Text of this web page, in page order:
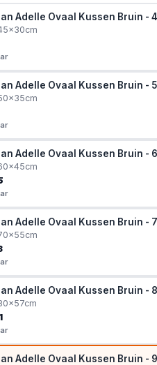
Adelle Ovaal Kussen Bruin -
Adelle Ovaal Kussen Bruin -
Adelle Ovaal Kussen Bruin -
Adelle Ovaal Kussen Bruin -
Adelle Ovaal Kussen Bruin -
Adelle Ovaal Kussen Bruin -